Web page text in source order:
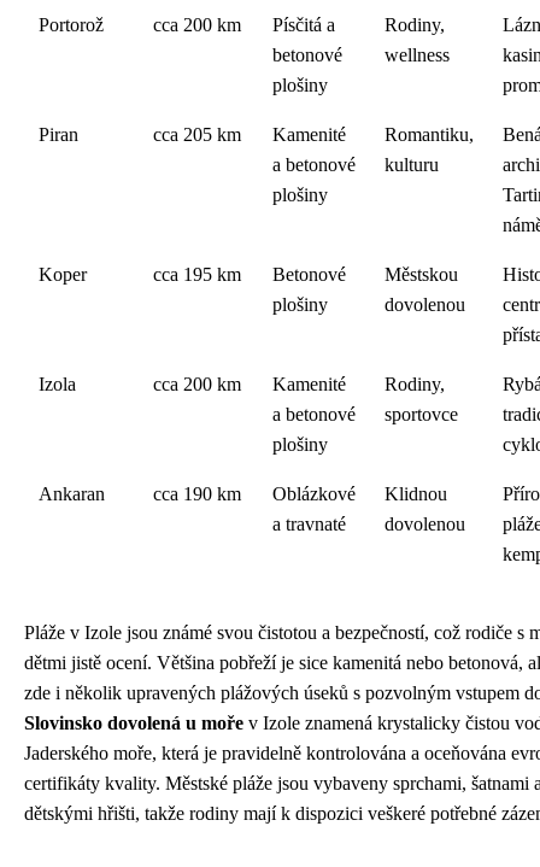
Portorož cca 200 km
Písčitá a
betonové
plošiny
Rodiny,
wellness
Piran cca 205 km
Kamenité
a betonové
plošiny
Romantiku,
kulturu
Koper cca 195 km
Betonové
plošiny
Městskou
dovolenou
Izola cca 200 km
Kamenité
a betonové
plošiny
Rodiny,
sportovce
Ankaran cca 190 km
Oblázkové
a travnaté
Klidnou
dovolenou
Pláže v Izole jsou známé svou čistotou a bezpečností, což rodiče s
dětmi jistě ocení. Většina pobřeží je sice kamenitá nebo betonová,
zde i několik upravených plážových úseků s pozvolným vstupem
Slovinsko dovolená u moře v Izole znamená krystalicky čistou
Jaderského moře, která je pravidelně kontrolována a oceňována
certifikáty kvality. Městské pláže jsou vybaveny sprchami, šatnami
dětskými hřišti, takže rodiny mají k dispozici veškeré potřebné